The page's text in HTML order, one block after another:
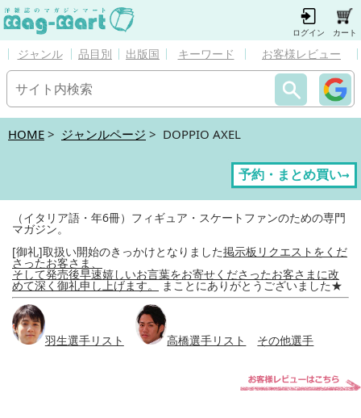
ログイン カート
ジャンル 品目別 出版国 キーワード お客様レビュー
HOME > ジャンルページ > DOPPIO AXEL
予約・まとめ買い→
（イタリア語・年6冊）フィギュア・スケートファンのための専門
マガジン。
[御礼]取扱い開始のきっかけとなりました掲示板リクエストをくだ
さったお客さま、
そして発売後早速嬉しいお言葉をお寄せくださったお客さまに改
めて深く御礼申し上げます。 まことにありがとうございました★
羽生選手リスト 高橋選手リスト その他選手